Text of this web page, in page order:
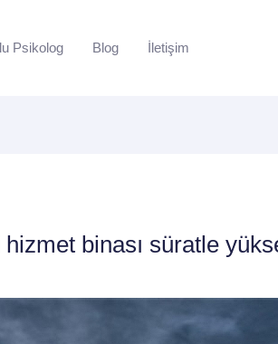
Psikolog Blog İletişim
binası süratle